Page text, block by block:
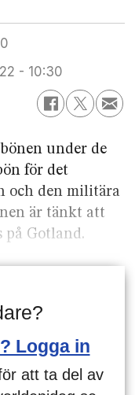
- 10:30
under de
för det
och den militära
är tänkt att
på Gotland.
Logga in
att ta del av